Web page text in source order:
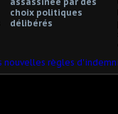
choix politiques
délibérés